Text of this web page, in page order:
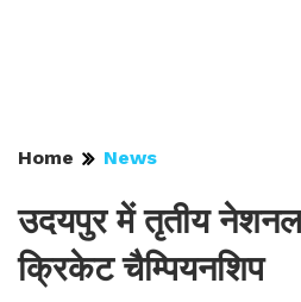
Home News
उदयपुर में तृतीय
क्रिकेट चैम्पियनशिप